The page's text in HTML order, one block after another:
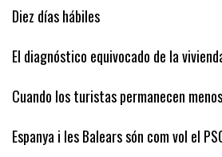
Diez días hábiles
El diagnóstico equivocado de la vivienda
Cuando los turistas permanecen menos